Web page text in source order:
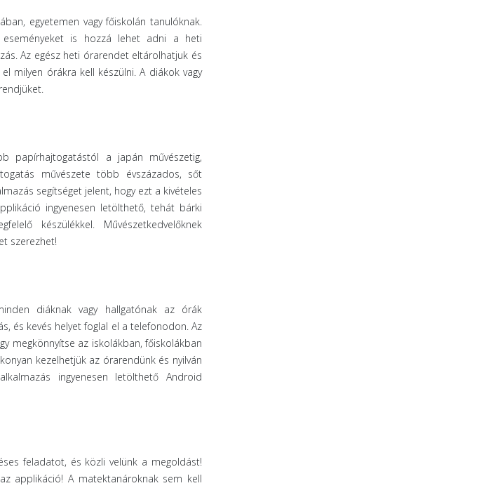
egyetemen vagy főiskolán tanulóknak.
eseményeket is hozzá lehet adni a heti
Az egész heti órarendet eltárolhatjuk és
milyen órákra kell készülni. A diákok vagy
papírhajtogatástól a japán művészetig,
művészete több évszázados, sőt
segítséget jelent, hogy ezt a kivételes
ingyenesen letölthető, tehát bárki
készülékkel. Művészetkedvelőknek
szerezhet!
diáknak vagy hallgatónak az órák
és kevés helyet foglal el a telefonodon. Az
megkönnyítse az iskolákban, főiskolákban
kezelhetjük az órarendünk és nyilván
ingyenesen letölthető Android
feladatot, és közli velünk a megoldást!
applikáció! A matektanároknak sem kell